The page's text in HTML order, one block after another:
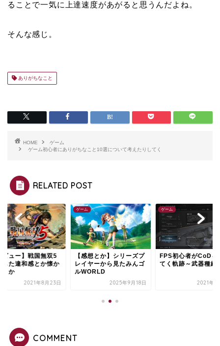
ることで一気に上達速度があがると思うんだよね。
そんな感じ。
ありがちなこと
HOME
ゲーム
ゲーム初心者にありがちなこと10選について考えたりしてく
RELATED POST
ビュー】戦国無双5
じた違和感とか懐か
とか
2021年8月23日
ゲーム
【感想とか】シリーズプ
レイヤーから見たみんゴ
ルWORLD
2025年9月18日
ゲーム
FPS初心者がCoDを
てく軌跡～武器種編
2021年2
COMMENT